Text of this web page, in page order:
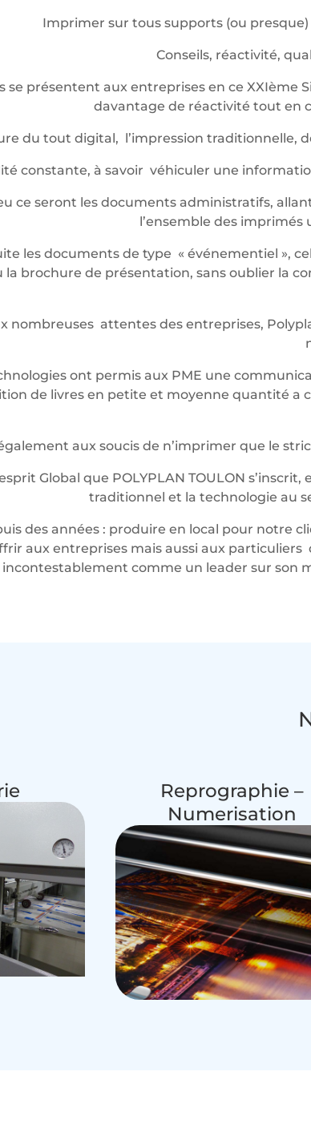
Imprimer sur tous supports (ou
Conseils, réactivité,
se présentent aux entreprises en ce XXIème
davantage de réactivité tout en
du tout digital, l’impression traditionnelle,
constante, à savoir véhiculer une
ce seront les documents administratifs,
l’ensemble des
les documents de type « événementiel »,
brochure de présentation, sans oublier la
nombreuses attentes des entreprises,
ont permis aux PME une
de livres en petite et moyenne quantité
aux soucis de n’imprimer que le
Global que POLYPLAN TOULON
traditionnel et la technologie au
des années : produire en local pour notre
aux entreprises mais aussi aux particuliers
incontestablement comme un leader sur son
Reprographie –
Numerisation